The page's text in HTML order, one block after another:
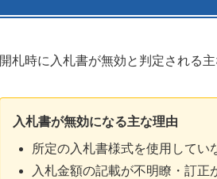
開札時に入札書が無効と判定される
入札書が無効になる主な理由
所定の入札書様式を使用してい
入札金額の記載が不明瞭・訂正